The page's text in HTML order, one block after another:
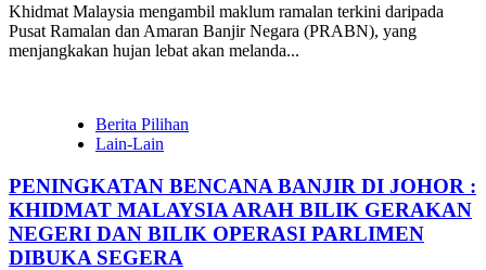
Khidmat Malaysia mengambil maklum ramalan terkini daripada
Pusat Ramalan dan Amaran Banjir Negara (PRABN), yang
menjangkakan hujan lebat akan melanda...
Berita Pilihan
Lain-Lain
PENINGKATAN BENCANA BANJIR DI JOHOR :
KHIDMAT MALAYSIA ARAH BILIK GERAKAN
NEGERI DAN BILIK OPERASI PARLIMEN
DIBUKA SEGERA